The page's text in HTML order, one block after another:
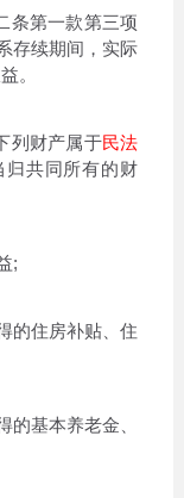
条第一款第三项
存续期间，实际
。
财产属于民法
归共同所有的财
;
住房补贴、住
基本养老金、